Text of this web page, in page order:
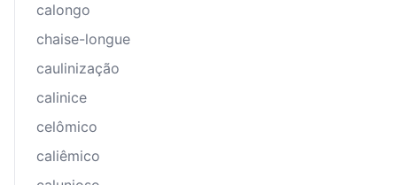
calongo
chaise-longue
caulinização
calinice
celômico
caliêmico